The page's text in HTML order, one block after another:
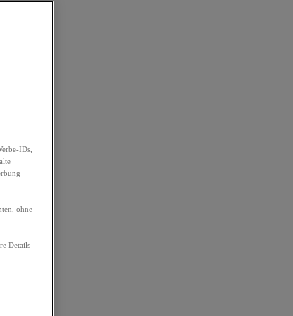
IDs,
ohne
Details